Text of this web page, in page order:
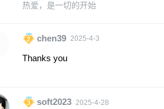
热爱，是一切的开始
chen39 2025-4-3
Thanks you
soft2023 2025-4-28